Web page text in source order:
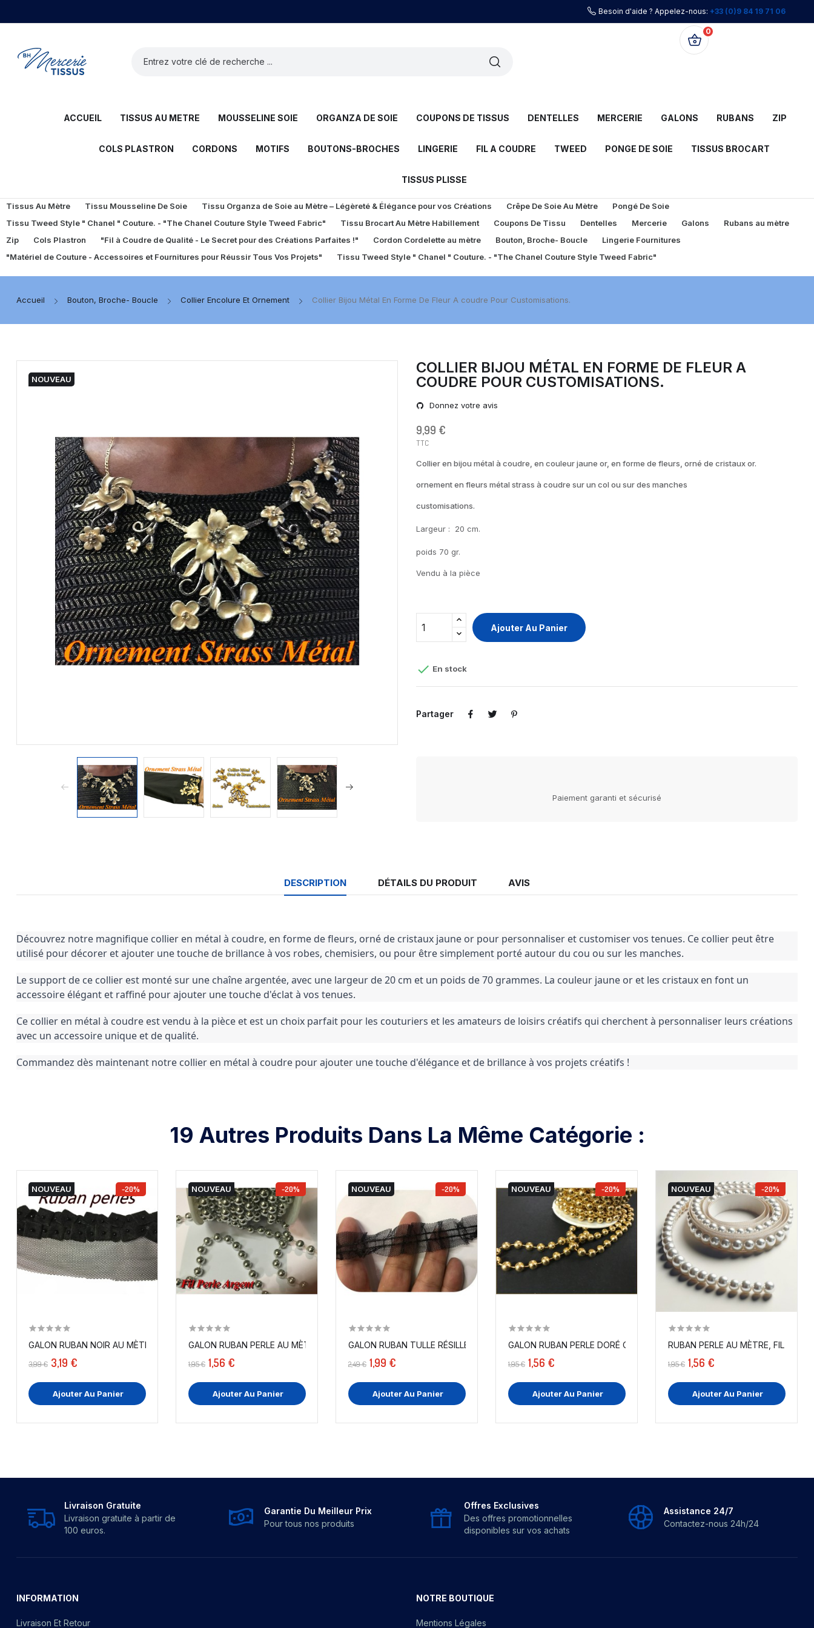
Besoin d'aide ? Appelez-nous: +33 (0)9 84 19 71 06
0
ACCUEIL TISSUS AU METRE MOUSSELINE SOIE ORGANZA DE SOIE COUPONS DE TISSUS DENTELLES MERCERIE GALONS RUBANS ZIP
COLS PLASTRON CORDONS MOTIFS BOUTONS-BROCHES LINGERIE FIL A COUDRE TWEED PONGE DE SOIE TISSUS BROCART
TISSUS PLISSE
Tissus Au Mètre Tissu Mousseline De Soie Tissu Organza de Soie au Mètre – Légèreté & Élégance pour vos Créations Crêpe De Soie Au Mètre
Pongé De Soie
Tissu Tweed Style " Chanel " Couture. - "The Chanel Couture Style Tweed Fabric"
Tissu Brocart Au Mètre Habillement Coupons De Tissu Dentelles Mercerie Galons
Rubans au mètre
Zip
Cols Plastron "Fil à Coudre de Qualité - Le Secret pour des Créations Parfaites !" Cordon Cordelette au mètre Bouton, Broche- Boucle
Lingerie Fournitures
"Matériel de Couture - Accessoires et Fournitures pour Réussir Tous Vos Projets"
Tissu Tweed Style " Chanel " Couture. - "The Chanel Couture Style Tweed Fabric"
Accueil Bouton, Broche- Boucle Collier Encolure Et Ornement Collier Bijou Métal En Forme De Fleur A coudre Pour Customisations.
NOUVEAU
COLLIER BIJOU MÉTAL EN FORME DE FLEUR A
COUDRE POUR CUSTOMISATIONS.
Donnez votre avis
9,99 €
TTC
Collier en bijou métal à coudre, en couleur jaune or, en forme de fleurs, orné de cristaux or.
ornement en fleurs métal strass à coudre sur un col ou sur des manches
customisations.
Largeur : 20 cm.
poids 70 gr.
Vendu à la pièce
Ajouter Au Panier
 En stock
Partager
Paiement garanti et sécurisé
DESCRIPTION DÉTAILS DU PRODUIT AVIS
Découvrez notre magnifique collier en métal à coudre, en forme de fleurs, orné de cristaux jaune or pour personnaliser et customiser vos tenues. Ce collier peut être
utilisé pour décorer et ajouter une touche de brillance à vos robes, chemisiers, ou pour être simplement porté autour du cou ou sur les manches.
Le support de ce collier est monté sur une chaîne argentée, avec une largeur de 20 cm et un poids de 70 grammes. La couleur jaune or et les cristaux en font un
accessoire élégant et raffiné pour ajouter une touche d'éclat à vos tenues.
Ce collier en métal à coudre est vendu à la pièce et est un choix parfait pour les couturiers et les amateurs de loisirs créatifs qui cherchent à personnaliser leurs créations
avec un accessoire unique et de qualité.
Commandez dès maintenant notre collier en métal à coudre pour ajouter une touche d'élégance et de brillance à vos projets créatifs !
19 Autres Produits Dans La Même Catégorie :
NOUVEAU -20%
GALON RUBAN NOIR AU MÈTRE, SUR RÉSILLE TULLE NOIR
3,99 € 3,19 €
Ajouter Au Panier
NOUVEAU -20%
GALON RUBAN PERLE AU MÈTRE, FIL PERLÉ AU MÈTRE...
1,95 € 1,56 €
Ajouter Au Panier
NOUVEAU -20%
GALON RUBAN TULLE RÉSILLE NOIR AU MÈTRE.
2,49 € 1,99 €
Ajouter Au Panier
NOUVEAU -20%
GALON RUBAN PERLE DORÉ OR AU MÈTRE, FIL PERLÉ...
1,95 € 1,56 €
Ajouter Au Panier
NOUVEAU -20%
RUBAN PERLE AU MÈTRE, FIL
1,95 € 1,56 €
Ajouter Au Panier
Livraison Gratuite
Livraison gratuite à partir de
100 euros.
Garantie Du Meilleur Prix
Pour tous nos produits
Offres Exclusives
Des offres promotionnelles
disponibles sur vos achats
Assistance 24/7
Contactez-nous 24h/24
INFORMATION
Livraison Et Retour
NOTRE BOUTIQUE
Mentions Légales